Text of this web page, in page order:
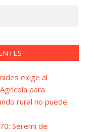
exige al
para
rural no puede
Seremi de